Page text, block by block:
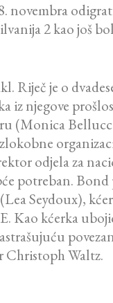
novembra
2 kao još
Riječ je o
iz njegove
(Monica
odjela za
potreban.
Seydoux),
Kao kćerka
Christoph Waltz.